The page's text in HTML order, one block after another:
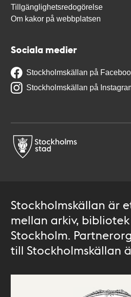
Tillgänglighetsredogörelse
Om kakor på webbplatsen
Sociala medier
Stockholmskällan på
Stockholmskällan på
Stockholmskällan är
mellan arkiv,
Stockholm.
till Stockholmskällan